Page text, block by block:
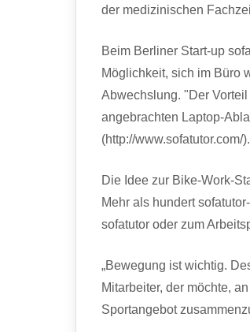
der medizinischen
Beim Berliner Start-up
Möglichkeit, sich im Büro
Abwechslung. "Der
angebrachten Laptop-
(http://www.sofatutor.com/).
Die Idee zur Bike-Work-
Mehr als hundert
sofatutor oder zum
„Bewegung ist wichtig.
Mitarbeiter, der möchte,
Sportangebot